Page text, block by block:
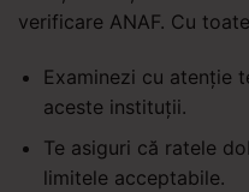
verificare ANAF. Cu
Examinezi cu atenție
aceste instituții.
Te asiguri că ratele
limitele acceptabile.